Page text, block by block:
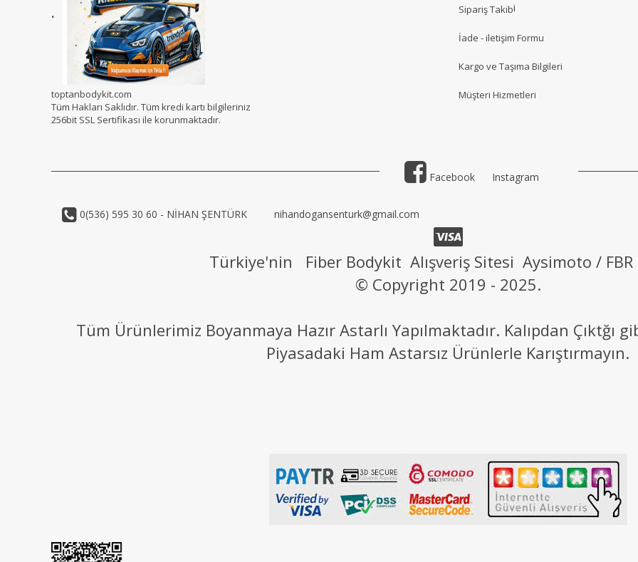
.
toptanbodykit.com
Tüm Hakları Saklıdır. Tüm kredi kartı bilgileriniz
256bit SSL Sertifikası ile korunmaktadır.
Sipariş Takibi
İade - iletişim Formu
Kargo ve Taşıma Bilgileri
Müşteri Hizmetleri
Facebook Instagram
0(536) 595 30 60 - NİHAN ŞENTÜRK nihandogansenturk@gmail.com
Türkiye'nin Fiber Bodykit Alışveriş Sitesi Aysimoto / FBR
© Copyright 2019 - 2025.
Tüm Ürünlerimiz Boyanmaya Hazır Astarlı Yapılmaktadır. Kalıpdan Çıktğı
Piyasadaki Ham Astarsız Ürünlerle Karıştırmayın.